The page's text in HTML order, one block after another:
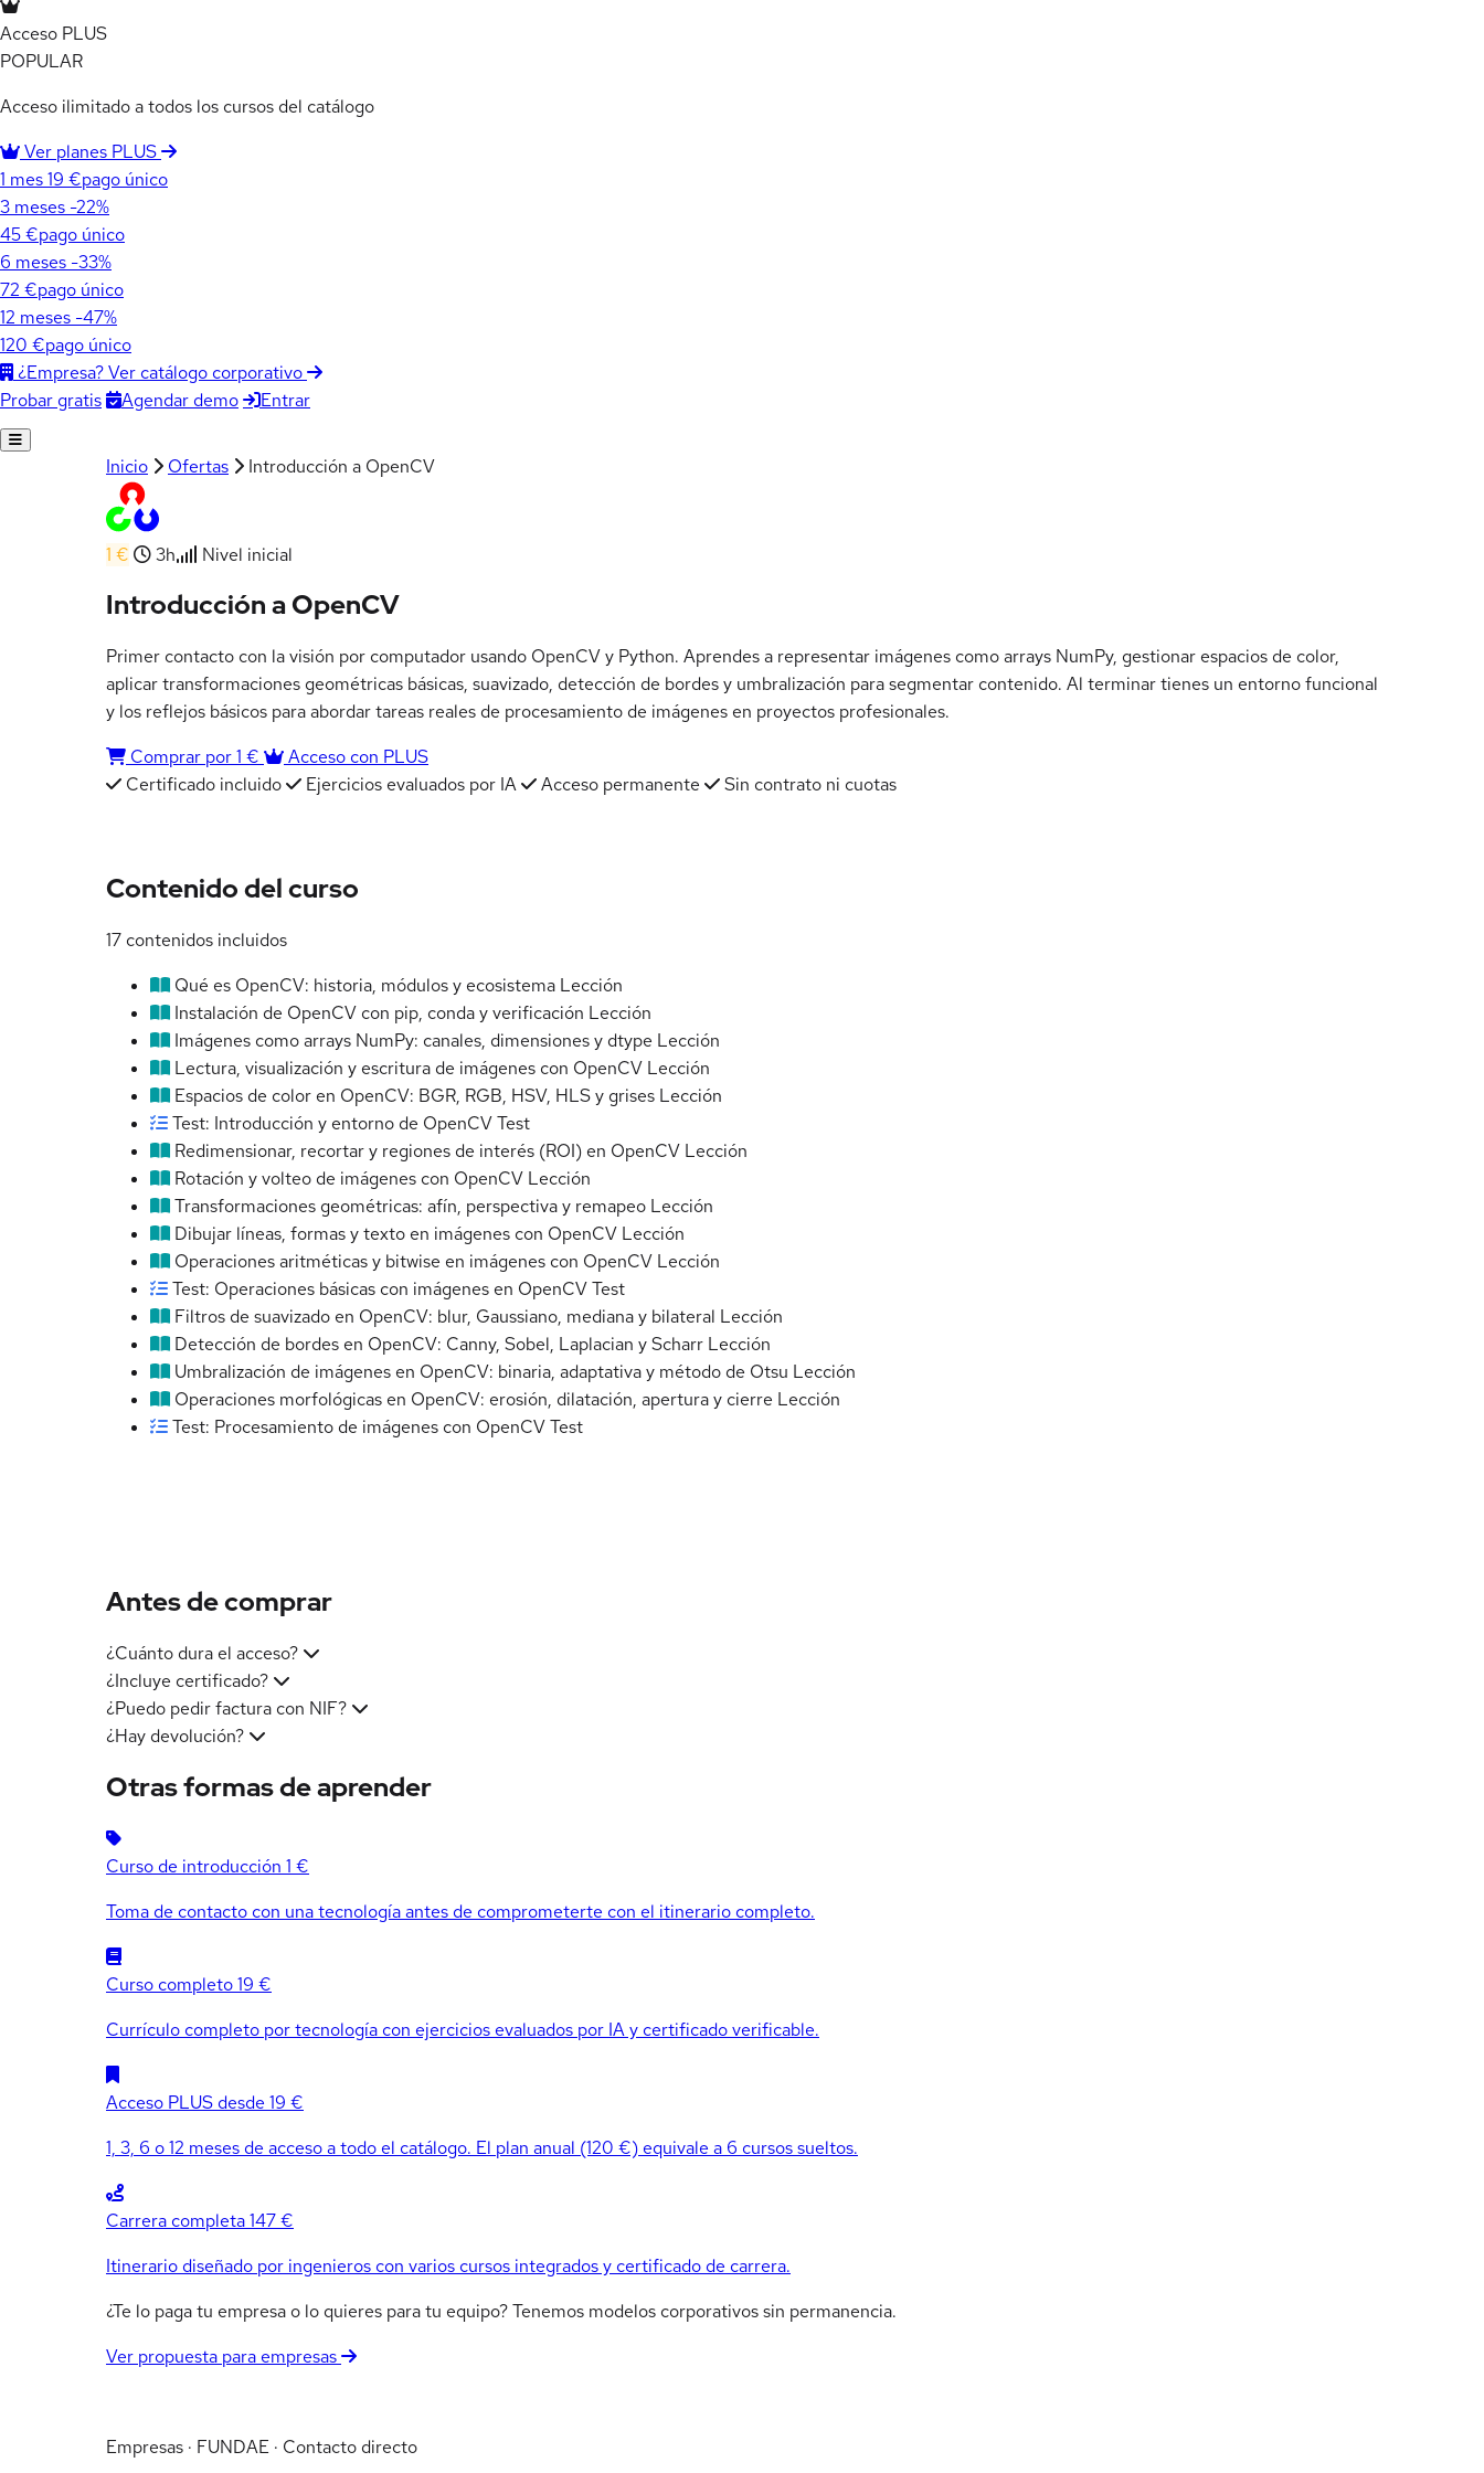
Acceso PLUS
POPULAR
Acceso ilimitado a todos los cursos del catálogo
Ver planes PLUS
1 mes19 €pago único
3 meses -22%
45 €pago único
6 meses -33%
72 €pago único
12 meses -47%
120 €pago único
¿Empresa? Ver catálogo corporativo
Probar gratis
Agendar demo Entrar
Inicio Ofertas Introducción a OpenCV
1 € 3h Nivel inicial
Introducción a OpenCV
Primer contacto con la visión por computador usando OpenCV y Python. Aprendes a representar imágenes como arrays NumPy, gestionar espacios de color,
aplicar transformaciones geométricas básicas, suavizado, detección de bordes y umbralización para segmentar contenido. Al terminar tienes un entorno funcional
y los reflejos básicos para abordar tareas reales de procesamiento de imágenes en proyectos profesionales.
Comprar por 1 €
Acceso con PLUS
Certificado incluido
Ejercicios evaluados por IA Acceso permanente Sin contrato ni cuotas
Contenido del curso
17 contenidos incluidos
Qué es OpenCV: historia, módulos y ecosistema Lección
Instalación de OpenCV con pip, conda y verificación Lección
Imágenes como arrays NumPy: canales, dimensiones y dtype Lección
Lectura, visualización y escritura de imágenes con OpenCV Lección
Espacios de color en OpenCV: BGR, RGB, HSV, HLS y grises Lección
Test: Introducción y entorno de OpenCVTest
Redimensionar, recortar y regiones de interés (ROI) en OpenCV Lección
Rotación y volteo de imágenes con OpenCV Lección
Transformaciones geométricas: afín, perspectiva y remapeo Lección
Dibujar líneas, formas y texto en imágenes con OpenCV Lección
Operaciones aritméticas y bitwise en imágenes con OpenCV Lección
Test: Operaciones básicas con imágenes en OpenCVTest
Filtros de suavizado en OpenCV: blur, Gaussiano, mediana y bilateral Lección
Detección de bordes en OpenCV: Canny, Sobel, Laplacian y Scharr Lección
Umbralización de imágenes en OpenCV: binaria, adaptativa y método de Otsu Lección
Operaciones morfológicas en OpenCV: erosión, dilatación, apertura y cierre Lección
Test: Procesamiento de imágenes con OpenCVTest
Antes de comprar
¿Cuánto dura el acceso?
¿Incluye certificado?
¿Puedo pedir factura con NIF?
¿Hay devolución?
Otras formas de aprender
Curso de introducción 1 €
Toma de contacto con una tecnología antes de comprometerte con el itinerario completo.
Curso completo19 €
Currículo completo por tecnología con ejercicios evaluados por IA y certificado verificable.
Acceso PLUS desde 19 €
1, 3, 6 o 12 meses de acceso a todo el catálogo. El plan anual (120 €) equivale a 6 cursos sueltos.
Carrera completa147 €
Itinerario diseñado por ingenieros con varios cursos integrados y certificado de carrera.
¿Te lo paga tu empresa o lo quieres para tu equipo? Tenemos modelos corporativos sin permanencia.
Ver propuesta para empresas
Empresas · FUNDAE · Contacto directo